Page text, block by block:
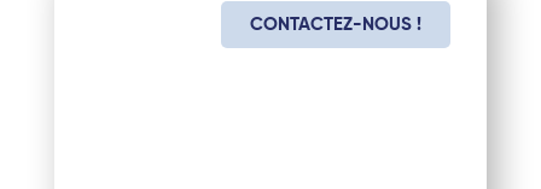
DiagnosticCONTACTEZ-NOUS !